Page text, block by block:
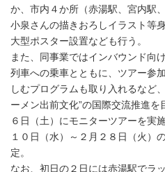
か、市内４か所（赤湯駅、宮内駅
小泉さんの描きおろしイラスト等
大型ポスター設置なども行う。
また、同事業ではインバウンド向
列車への乗車とともに、ツアー参
しむプログラムも取り入れるなど
ーメン出前文化”の国際交流推進
６日（土）にモニターツアーを実
１０日（水）～２月２８日（火）
定。
なお、初日の２日には赤湯駅でラ